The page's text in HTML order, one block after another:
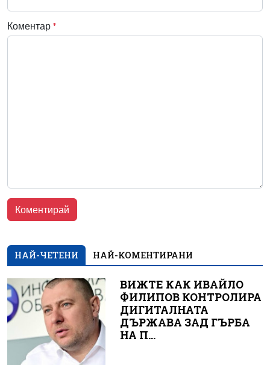
Коментар *
НАЙ-ЧЕТЕНИ НАЙ-КОМЕНТИРАНИ
ВИЖТЕ КАК ИВАЙЛО
ФИЛИПОВ КОНТРОЛИРА
ДИГИТАЛНАТА
ДЪРЖАВА ЗАД ГЪРБА
НА П...